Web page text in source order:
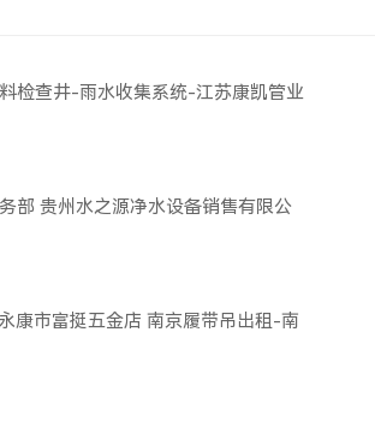
检查井-雨水收集系统-江苏康凯管业
部 贵州水之源净水设备销售有限公
康市富挺五金店 南京履带吊出租-南